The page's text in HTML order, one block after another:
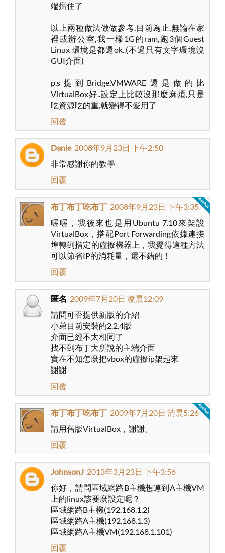
端擋住了
以上兩種做法做做參考,目前為止,無論在家
裡或辦公室,我一樣1G的ram,跑3個Guest
Linux 環境是都還ok..(不過只有文字環境沒
GUI介面)
p.s提到Bridge,VMWARE還是做的比
VirtualBox好..設定上比較沒那麼麻煩,只是
吃資源吃的重,就變得不愛用了
回覆
Danie 2008年9月23日 下午2:50
非常感謝你的教學
回覆
布丁布丁吃布丁 2008年9月23日 下午3:35
喔喔，我後來也是用Ubuntu 7.10來架設
VirtualBox，搭配Port Forwarding依據連接
埠轉到指定的虛擬機器上，我覺得這種方法
可以節省IP的消耗量，還不錯的！
回覆
匿名 2009年7月20日 凌晨12:09
請問可否提供新版的介紹
小弟目前安裝的2.2.4版
介面已經不太相同了
找不到布丁大所說的主端介面
實在不知怎麼把vbox的虛擬ip架起來
謝謝
回覆
布丁布丁吃布丁 2009年7月20日 清晨5:26
請用舊版VirtualBox，謝謝。
回覆
JohnsonJ 2013年3月23日 下午3:56
你好，請問區域網路B主機想連到A主機VM
上的linux該要麼設定呢？
區域網路B主機(192.168.1.2)
區域網路A主機(192.168.1.3)
區域網路A主機VM(192.168.1.101)
回覆